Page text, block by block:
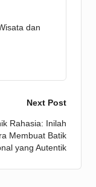
dan
Next Post
Rahasia: Inilah
Membuat Batik
yang Autentik